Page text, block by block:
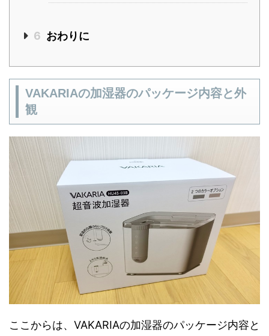
6 おわりに
VAKARIAの加湿器のパッケージ内容と外
観
ここからは、VAKARIAの加湿器のパッケージ内容と